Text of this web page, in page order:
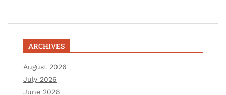
ARCHIVES
August 2026
July 2026
June 2026